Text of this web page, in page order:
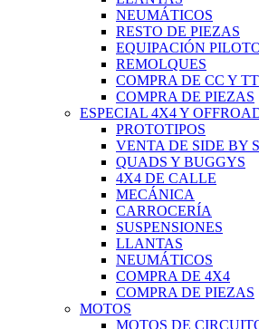
NEUMÁTICOS
RESTO DE PIEZAS
EQUIPACIÓN
REMOLQUES
COMPRA DE CC Y TT
COMPRA DE PIEZAS
ESPECIAL 4X4 Y
PROTOTIPOS
VENTA DE SIDE BY
QUADS Y BUGGYS
4X4 DE CALLE
MECÁNICA
CARROCERÍA
SUSPENSIONES
LLANTAS
NEUMÁTICOS
COMPRA DE 4X4
COMPRA DE PIEZAS
MOTOS
MOTOS DE